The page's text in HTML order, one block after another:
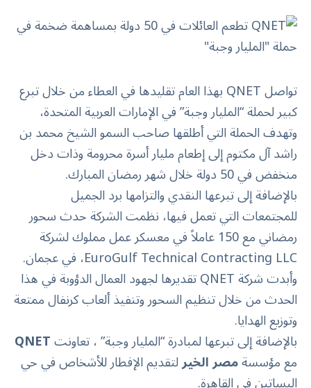
تواصل QNET بهذا العام تقليدها في العطاء من خلال تبرع
كبير لحملة “المليار وجبة” في الإمارات العربية المتحدة،
وتهدف الحملة التي أطلقها صاحب السمو الشيخ محمد بن
راشد آل مكتوم إلى إطعام مليار أسرة محرومة وذات دخل
منخفض في 50 دولة خلال شهر رمضان المبارك.
بالإضافة إلى تبرعها النقدي والتزامها برد الجميل
للمجتمعات التي تعمل فيها، نظمت الشركة حدث سحور
رمضاني مع 150 عاملاً في معسكر عمل مملوك لشركة
EuroGulf Technical Contracting LLC، في عجمان.
وأبدت شركة QNET تقديرها لجهود العمال الدؤوبة في هذا
الحدث من خلال تنظيم السحور وتنفيذ ألعاب كرنفال ممتعة
وتوزيع الهدايا.
بالإضافة إلى تبرعها لمبادرة “المليار وجبة” ، تعاونتQNET
مع مؤسسةمصر الخيرلتقديم الإفطار للأشخاص في حي